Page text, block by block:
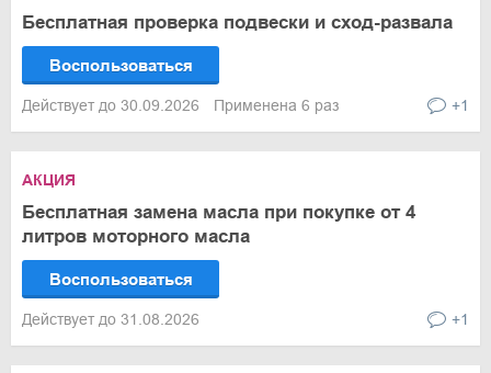
Бесплатная проверка подвески и сход-развала
Воспользоваться
Действует до 30.09.2026 Применена 6 раз +1
АКЦИЯ
Бесплатная замена масла при покупке от 4
литров моторного масла
Воспользоваться
Действует до 31.08.2026 +1